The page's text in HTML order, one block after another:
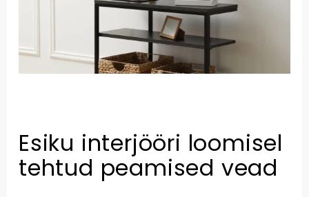
Esiku interjööri loomisel
tehtud peamised vead